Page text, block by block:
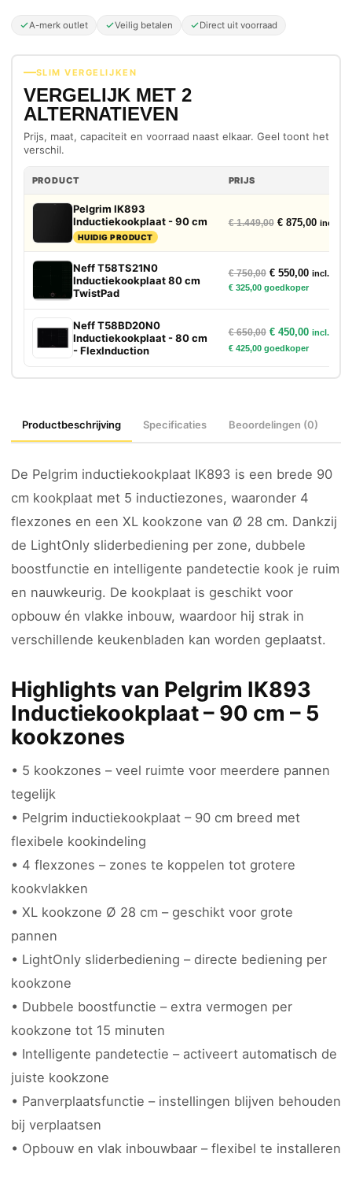
A-merk outlet Veilig betalen Direct uit voorraad
SLIM VERGELIJKEN
VERGELIJK MET 2
ALTERNATIEVEN
Prijs, maat, capaciteit en voorraad naast elkaar. Geel toont het
verschil.
PRODUCT PRIJS
Pelgrim IK893
Inductiekookplaat - 90 cm
HUIDIG PRODUCT
€1.449,00 €875,00 incl.
Neff T58TS21N0
Inductiekookplaat 80 cm
TwistPad
€750,00 Oorspronkelijke
€550,00Huidige
incl. btw
€325,00goedkoper
Neff T58BD20N0
Inductiekookplaat - 80 cm
- FlexInduction
€650,00 Oorspronkelijke
€450,00Huidige
incl. btw
€425,00goedkoper
Productbeschrijving Specificaties Beoordelingen (0)
De Pelgrim inductiekookplaat IK893 is een brede 90
cm kookplaat met 5 inductiezones, waaronder 4
flexzones en een XL kookzone van Ø 28 cm. Dankzij
de LightOnly sliderbediening per zone, dubbele
boostfunctie en intelligente pandetectie kook je ruim
en nauwkeurig. De kookplaat is geschikt voor
opbouw én vlakke inbouw, waardoor hij strak in
verschillende keukenbladen kan worden geplaatst.
Highlights van Pelgrim IK893
Inductiekookplaat – 90 cm – 5
kookzones
• 5 kookzones – veel ruimte voor meerdere pannen
tegelijk
• Pelgrim inductiekookplaat – 90 cm breed met
flexibele kookindeling
• 4 flexzones – zones te koppelen tot grotere
kookvlakken
• XL kookzone Ø 28 cm – geschikt voor grote
pannen
• LightOnly sliderbediening – directe bediening per
kookzone
• Dubbele boostfunctie – extra vermogen per
kookzone tot 15 minuten
• Intelligente pandetectie – activeert automatisch de
juiste kookzone
• Panverplaatsfunctie – instellingen blijven behouden
bij verplaatsen
• Opbouw en vlak inbouwbaar – flexibel te installeren